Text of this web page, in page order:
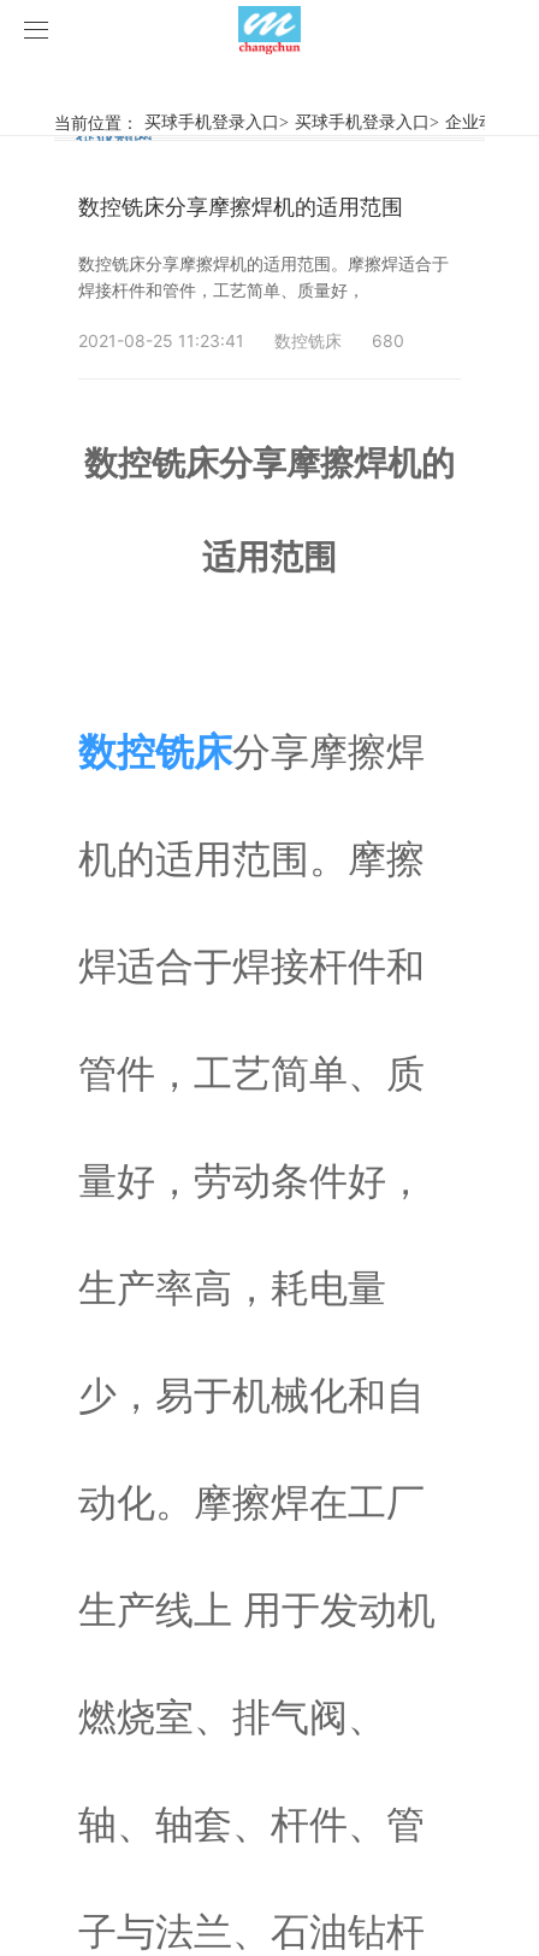
买球手机登录入口
旋弧焊机
摩擦焊机
惯性摩擦焊机
数控铣床
其他机床
产品视频
买球手机登录入口
行业新闻
案例展示
关于我们
当前位置： 买球手机登录入口> 买球手机登录入口> 企业动态
行业新闻
企业动态
数控铣床分享摩擦焊机的适用范围
数控铣床分享摩擦焊机的适用范围。摩擦焊适合于
焊接杆件和管件，工艺简单、质量好，
2021-08-25 11:23:41 数控铣床 680
数控铣床分享摩擦焊机的
适用范围
数控铣床分享摩擦焊
机的适用范围。摩擦
焊适合于焊接杆件和
管件，工艺简单、质
量好，劳动条件好，
生产率高，耗电量
少，易于机械化和自
动化。摩擦焊在工厂
生产线上 用于发动机
燃烧室、排气阀、
轴、轴套、杆件、管
子与法兰、石油钻杆